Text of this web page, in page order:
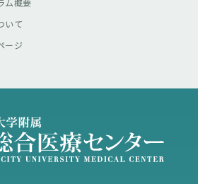
ム概要
いて
ージ